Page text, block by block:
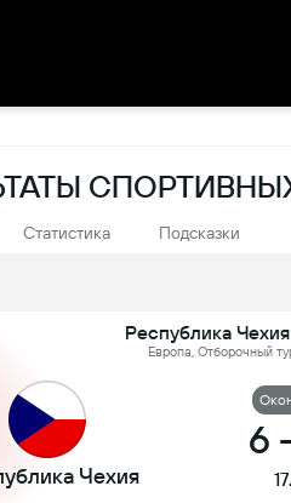
Статистика Подсказки
Республика
Европа, Отборочный
Чехия
6